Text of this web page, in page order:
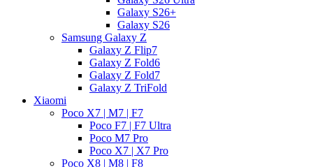
Galaxy S26+
Galaxy S26
Samsung Galaxy Z
Galaxy Z Flip7
Galaxy Z Fold6
Galaxy Z Fold7
Galaxy Z TriFold
Xiaomi
Poco X7 | M7 | F7
Poco F7 | F7 Ultra
Poco M7 Pro
Poco X7 | X7 Pro
Poco X8 | M8 | F8